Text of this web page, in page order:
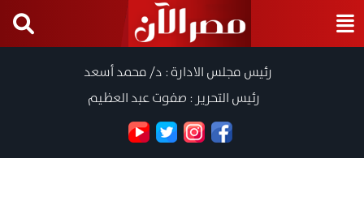
رئيس مجلس الادارة : د/ محمد أسعد
رئيس التحرير : صفوت عبد العظيم